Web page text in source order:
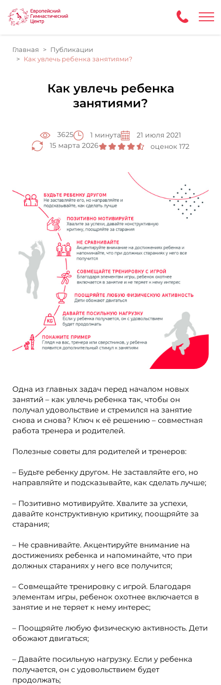
Главная
Публикации
Как увлечь ребенка занятиями?
Как увлечь ребенка
занятиями?
3625 1 минута
21 июля 2021
15 марта 2026
оценок 172
Одна из главных задач перед началом новых
занятий – как увлечь ребенка так, чтобы он
получал удовольствие и стремился на занятие
снова и снова? Ключ к её решению – совместная
работа тренера и родителей.
Полезные советы для родителей и тренеров:
– Будьте ребенку другом. Не заставляйте его, но
направляйте и подсказывайте, как сделать лучше;
– Позитивно мотивируйте. Хвалите за успехи,
давайте конструктивную критику, поощряйте за
старания;
– Не сравнивайте. Акцентируйте внимание на
достижениях ребенка и напоминайте, что при
должных стараниях у него все получится;
– Совмещайте тренировку с игрой. Благодаря
элементам игры, ребенок охотнее включается в
занятие и не теряет к нему интерес;
– Поощряйте любую физическую активность. Дети
обожают двигаться;
– Давайте посильную нагрузку. Если у ребенка
получается, он с удовольствием будет
продолжать;